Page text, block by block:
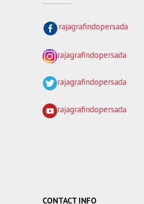
rajagrafindopersada
rajagrafindopersada
rajagrafindopersada
rajagrafindopersada
CONTACT INFO